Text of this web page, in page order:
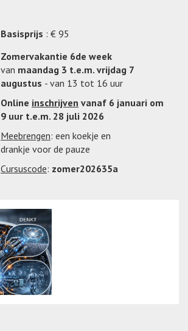
Basisprijs : € 95
Zomervakantie 6de week
van maandag 3 t.e.m. vrijdag 7
augustus - van 13 tot 16 uur
Online inschrijven vanaf 6 januari om
9 uur t.e.m. 28 juli 2026
Meebrengen: een koekje en
drankje voor de pauze
Cursuscode: zomer202635a